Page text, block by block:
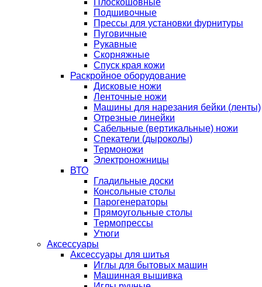
Плоскошовные
Подшивочные
Прессы для установки фурнитуры
Пуговичные
Рукавные
Скорняжные
Спуск края кожи
Раскройное оборудование
Дисковые ножи
Ленточные ножи
Машины для нарезания бейки (ленты)
Отрезные линейки
Сабельные (вертикальные) ножи
Спекатели (дыроколы)
Термоножи
Электроножницы
ВТО
Гладильные доски
Консольные столы
Парогенераторы
Прямоугольные столы
Термопрессы
Утюги
Аксессуары
Аксессуары для шитья
Иглы для бытовых машин
Машинная вышивка